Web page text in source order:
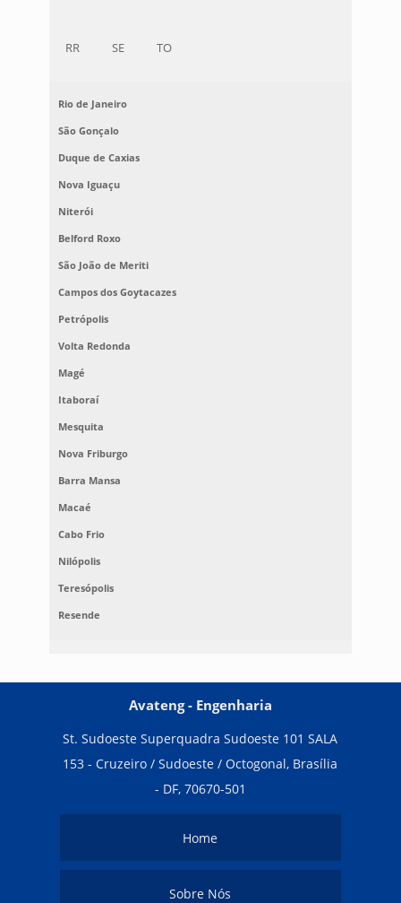
RR SE TO
Rio de Janeiro
São Gonçalo
Duque de Caxias
Nova Iguaçu
Niterói
Belford Roxo
São João de Meriti
Campos dos Goytacazes
Petrópolis
Volta Redonda
Magé
Itaboraí
Mesquita
Nova Friburgo
Barra Mansa
Macaé
Cabo Frio
Nilópolis
Teresópolis
Resende
Avateng - Engenharia
St. Sudoeste Superquadra Sudoeste 101 SALA
153 - Cruzeiro / Sudoeste / Octogonal, Brasília
- DF, 70670-501
Home
Sobre Nós